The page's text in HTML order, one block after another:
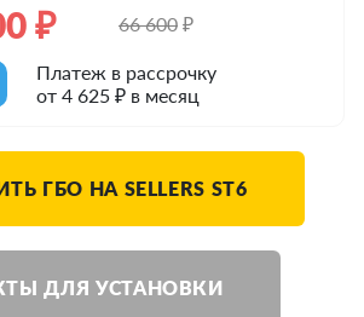
₽ 66 600₽
Платеж в рассрочку
от 4 625 ₽ в месяц
ГБО НА SELLERS ST6
ДЛЯ УСТАНОВКИ